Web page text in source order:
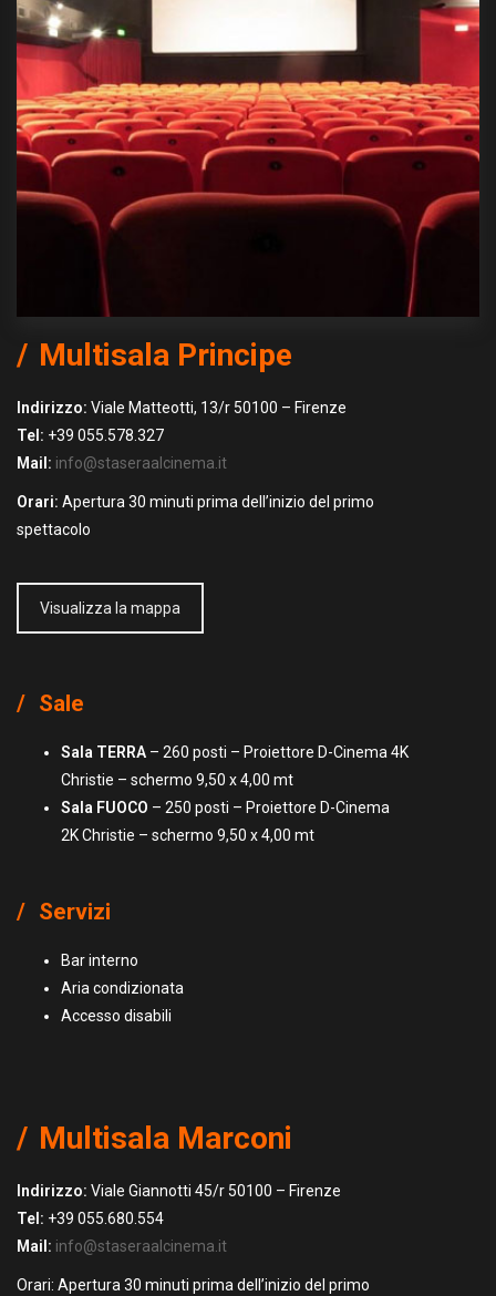
Multisala Principe
Indirizzo: Viale Matteotti, 13/r 50100 – Firenze
Tel: +39 055.578.327
Mail: info@staseraalcinema.it
Orari: Apertura 30 minuti prima dell’inizio del primo
spettacolo
Visualizza la mappa
Sale
Sala TERRA – 260 posti – Proiettore D-Cinema 4K
Christie – schermo 9,50 x 4,00 mt
Sala FUOCO – 250 posti – Proiettore D-Cinema
2K Christie – schermo 9,50 x 4,00 mt
Servizi
Bar interno
Aria condizionata
Accesso disabili
Multisala Marconi
Indirizzo: Viale Giannotti 45/r 50100 – Firenze
Tel: +39 055.680.554
Mail: info@staseraalcinema.it
Orari: Apertura 30 minuti prima dell’inizio del primo